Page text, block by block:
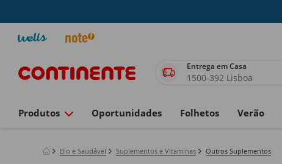
Entrega em Casa
1500-392 Lisboa
Produtos Oportunidades Folhetos Verão
Bio e Saudável Suplementos e Vitaminas Outros Suplementos